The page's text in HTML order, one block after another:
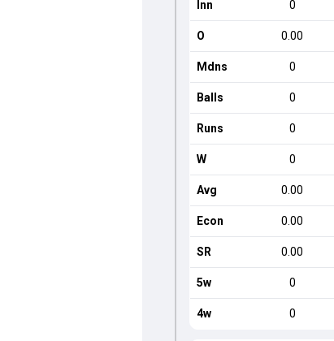
Inn 0
O 0.00
Mdns 0
Balls 0
Runs 0
W 0
Avg 0.00
Econ 0.00
SR 0.00
5w 0
4w 0